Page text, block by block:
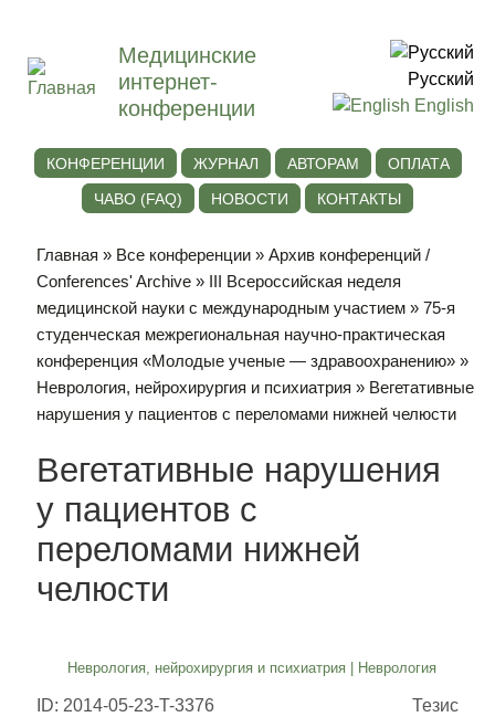
Медицинские
интернет-
конференции
Русский
English
КОНФЕРЕНЦИИ ЖУРНАЛ АВТОРАМ
ОПЛАТА
ЧАВО (FAQ)
НОВОСТИ КОНТАКТЫ
Главная » Все конференции »Архив конференций /
Conferences' Archive » III Всероссийская неделя
медицинской науки с международным участием »75-я
студенческая межрегиональная научно-практическая
конференция «Молодые ученые — здравоохранению» »
Неврология, нейрохирургия и психиатрия » Вегетативные
нарушения у пациентов с переломами нижней челюсти
Вегетативные нарушения
у пациентов с
переломами нижней
челюсти
Неврология, нейрохирургия и психиатрия Неврология
ID: 2014-05-23-T-3376
Тезис